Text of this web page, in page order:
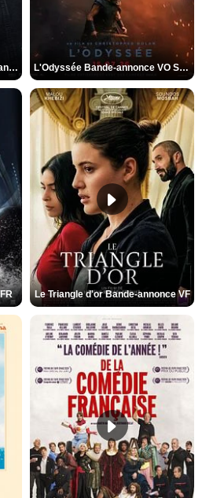
Spider-Man: Brand New Day Bande-annonce VO STFR L'Odyssée Bande-annonce VO STFR
Le Triangle d'or Bande-annonce VF